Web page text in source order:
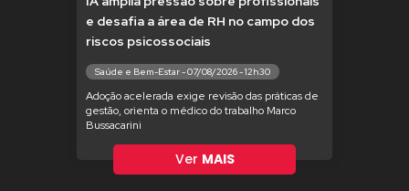
e desafia a área de RH no campo dos
riscos psicossociais
Saúde e Bem-Estar - 07/08/2026 - 12h30
Adoção acelerada exige revisão das práticas de
gestão, orienta o médico do trabalho Marco
Bussacarini
Ver MAIS